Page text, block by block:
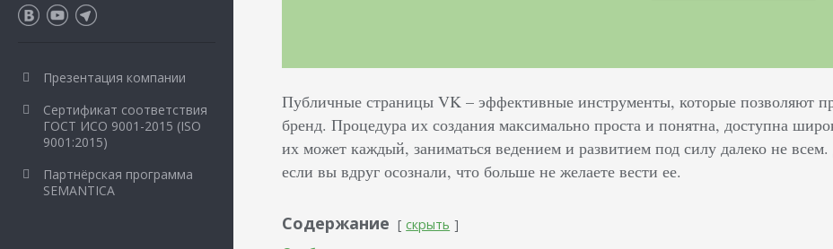
Публичные страницы VK – эффективные инструменты, которые позволяют
бренд. Процедура их создания максимально проста и понятна, доступна
их может каждый, заниматься ведением и развитием под силу далеко не
если вы вдруг осознали, что больше не желаете вести ее.
Содержание скрыть
Презентация компании
Сертификат соответствия
ГОСТ ИСО 9001-2015 (ISO
9001:2015)
Партнёрская программа
SEMANTICA